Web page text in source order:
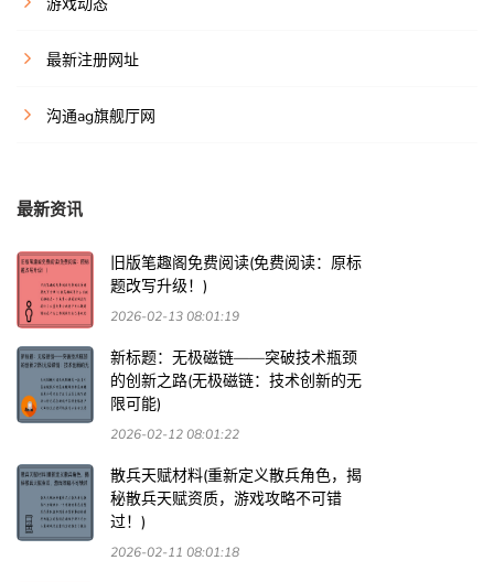
游戏动态
最新注册网址
沟通ag旗舰厅网
最新资讯
旧版笔趣阁免费阅读(免费阅读：原标
题改写升级！)
2026-02-13 08:01:19
新标题：无极磁链——突破技术瓶颈
的创新之路(无极磁链：技术创新的无
限可能)
2026-02-12 08:01:22
散兵天赋材料(重新定义散兵角色，揭
秘散兵天赋资质，游戏攻略不可错
过！)
2026-02-11 08:01:18